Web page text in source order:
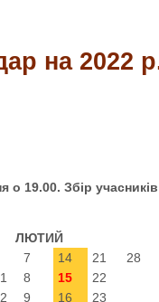
на 2022
19.00. Збір учасників
ЛЮТИЙ
7 14 21
28
1 8 15
22
2 9 16
23